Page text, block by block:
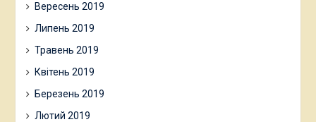
Вересень 2019
Липень 2019
Травень 2019
Квітень 2019
Березень 2019
Лютий 2019